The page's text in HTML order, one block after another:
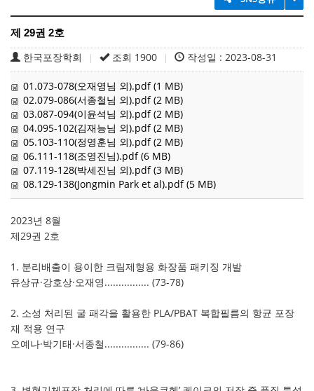
제 29권 2호
한국포장학회 | 조회 1900 | 작성일 : 2023-08-31
01.073-078(오재영님 외).pdf (1 MB)
02.079-086(서종철님 외).pdf (2 MB)
03.087-094(이윤석님 외).pdf (2 MB)
04.095-102(김재능님 외).pdf (2 MB)
05.103-110(정영훈님 외).pdf (2 MB)
06.111-118(조영진님).pdf (6 MB)
07.119-128(박세진님 외).pdf (3 MB)
08.129-138(Jongmin Park et al).pdf (5 MB)
2023년 8월
제29권 2호
1. 분리배출이 용이한 크림제형용 화장품 패키징 개발
유상규·강호상·오재영................ (73-78)
2. 소성 처리된 굴 패각을 활용한 PLA/PBAT 복합필름의 항균 포장
재 적용 연구
오예나·박기태·서종철................ (79-86)